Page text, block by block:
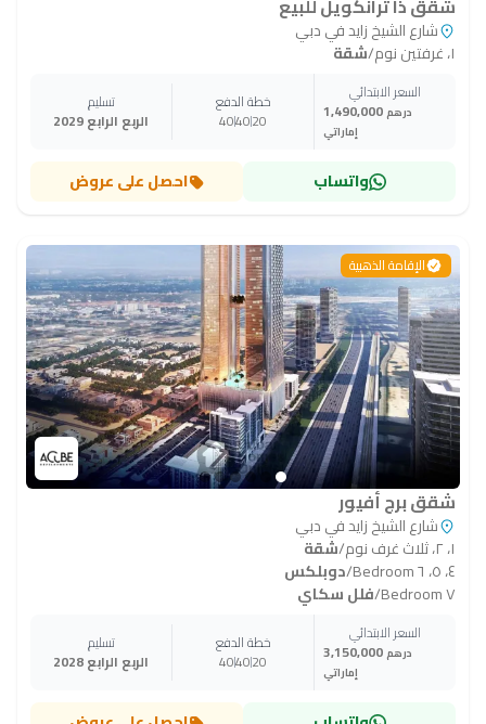
شقق ذا ترانكويل للبيع
شارع الشيخ زايد في دبي
١، غرفتين نوم
/شقة
السعر الابتدائي
1,490,000 درهم
إماراتي
خطة الدفع
20
40
40
تسليم
الربع الرابع 2029
واتساب احصل على عروض
الإقامة الذهبية
شقق برج أفيور
شارع الشيخ زايد في دبي
١، ٢، ثلاث غرف نوم
/شقة
٤، ٥، ٦ Bedroom
/دوبلكس
٧ Bedroom
/فلل سكاي
السعر الابتدائي
3,150,000 درهم
إماراتي
خطة الدفع
20
40
40
تسليم
الربع الرابع 2028